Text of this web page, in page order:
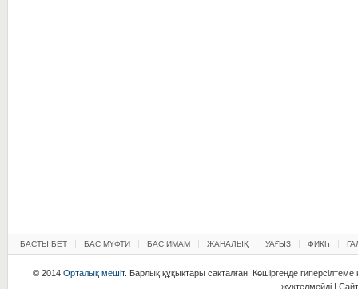
БАСТЫ БЕТ БАС МҮФТИ БАС ИМАМ ЖАҢАЛЫҚ УАҒЫЗ ФИҚҺ
© 2014 Орталық мешіт. Барлық құқықтары сақталған. Көшіргенде гиперсілтеме
жүктелмейді |